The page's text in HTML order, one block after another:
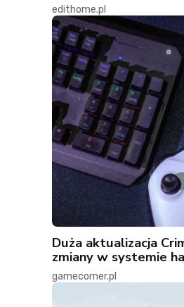
edithome.pl
Duża aktualizacja
zmiany w systemie
gamecorner.pl